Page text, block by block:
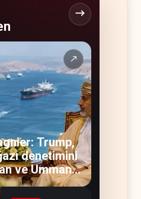
↗
Trump,
denetimini
ve Umman'a